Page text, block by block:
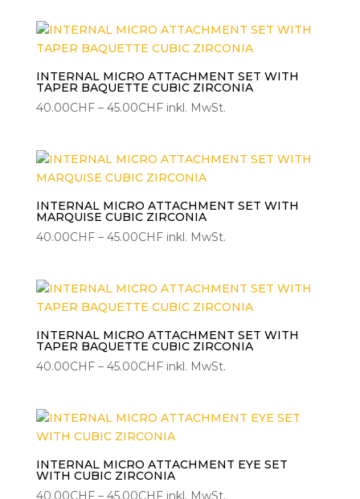
40.00CHF
INTERNAL MICRO ATTACHMENT SET WITH
TAPER BAQUETTE CUBIC ZIRCONIA
40.00CHF – 45.00CHFPreisspanne:
45.00CHF
inkl. MwSt.
INTERNAL MICRO ATTACHMENT SET WITH
MARQUISE CUBIC ZIRCONIA
40.00CHF – 45.00CHFPreisspanne:
45.00CHF
inkl. MwSt.
INTERNAL MICRO ATTACHMENT SET WITH
TAPER BAQUETTE CUBIC ZIRCONIA
40.00CHF – 45.00CHFPreisspanne:
45.00CHF
inkl. MwSt.
INTERNAL MICRO ATTACHMENT EYE SET
WITH CUBIC ZIRCONIA
40.00CHF – 45.00CHFPreisspanne:
inkl. MwSt.